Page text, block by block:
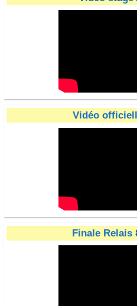
Vidéo
Finale Relais